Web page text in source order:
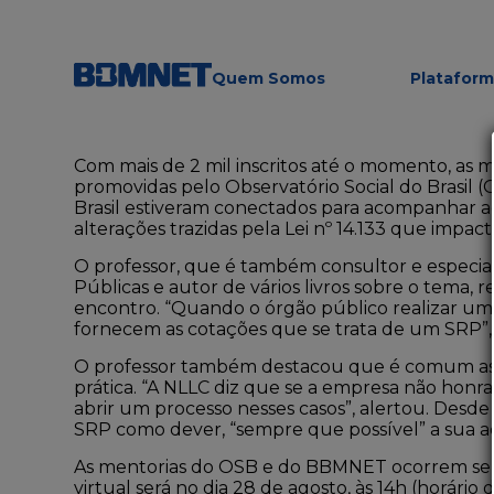
Quem Somos
Com mais de 2 mil inscritos até o momento, as
promovidas pelo Observatório Social do Brasil
Brasil estiveram conectados para acompanhar
alterações trazidas pela Lei nº 14.133 que
O professor, que é também consultor e
Públicas e autor de vários livros sobre o tema,
encontro. “Quando o órgão público realizar
fornecem as cotações que se trata de um
O professor também destacou que é comum
prática. “A NLLC diz que se a empresa não
abrir um processo nesses casos”, alertou.
SRP como dever, “sempre que possível” a sua
As mentorias do OSB e do BBMNET ocorrem
virtual será no dia 28 de agosto, às 14h (horário